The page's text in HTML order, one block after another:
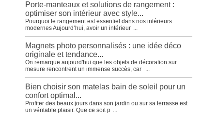
Porte-manteaux et solutions de rangement :
optimiser son intérieur avec style...
Pourquoi le rangement est essentiel dans nos intérieurs
modernes Aujourd’hui, avoir un intérieur ...
Magnets photo personnalisés : une idée déco
originale et tendance...
On remarque aujourd'hui que les objets de décoration sur
mesure rencontrent un immense succès, car
...
Bien choisir son matelas bain de soleil pour un
confort optimal...
Profiter des beaux jours dans son jardin ou sur sa terrasse est
un véritable plaisir. Que ce soit p ...